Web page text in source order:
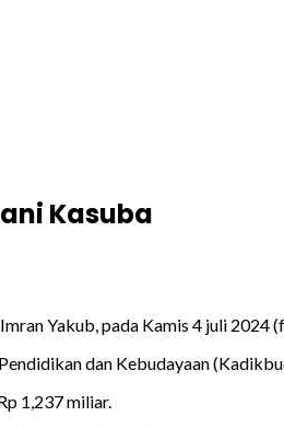
Kasuba
Yakub, pada Kamis 4 juli 2024
dan Kebudayaan
1,237 miliar.